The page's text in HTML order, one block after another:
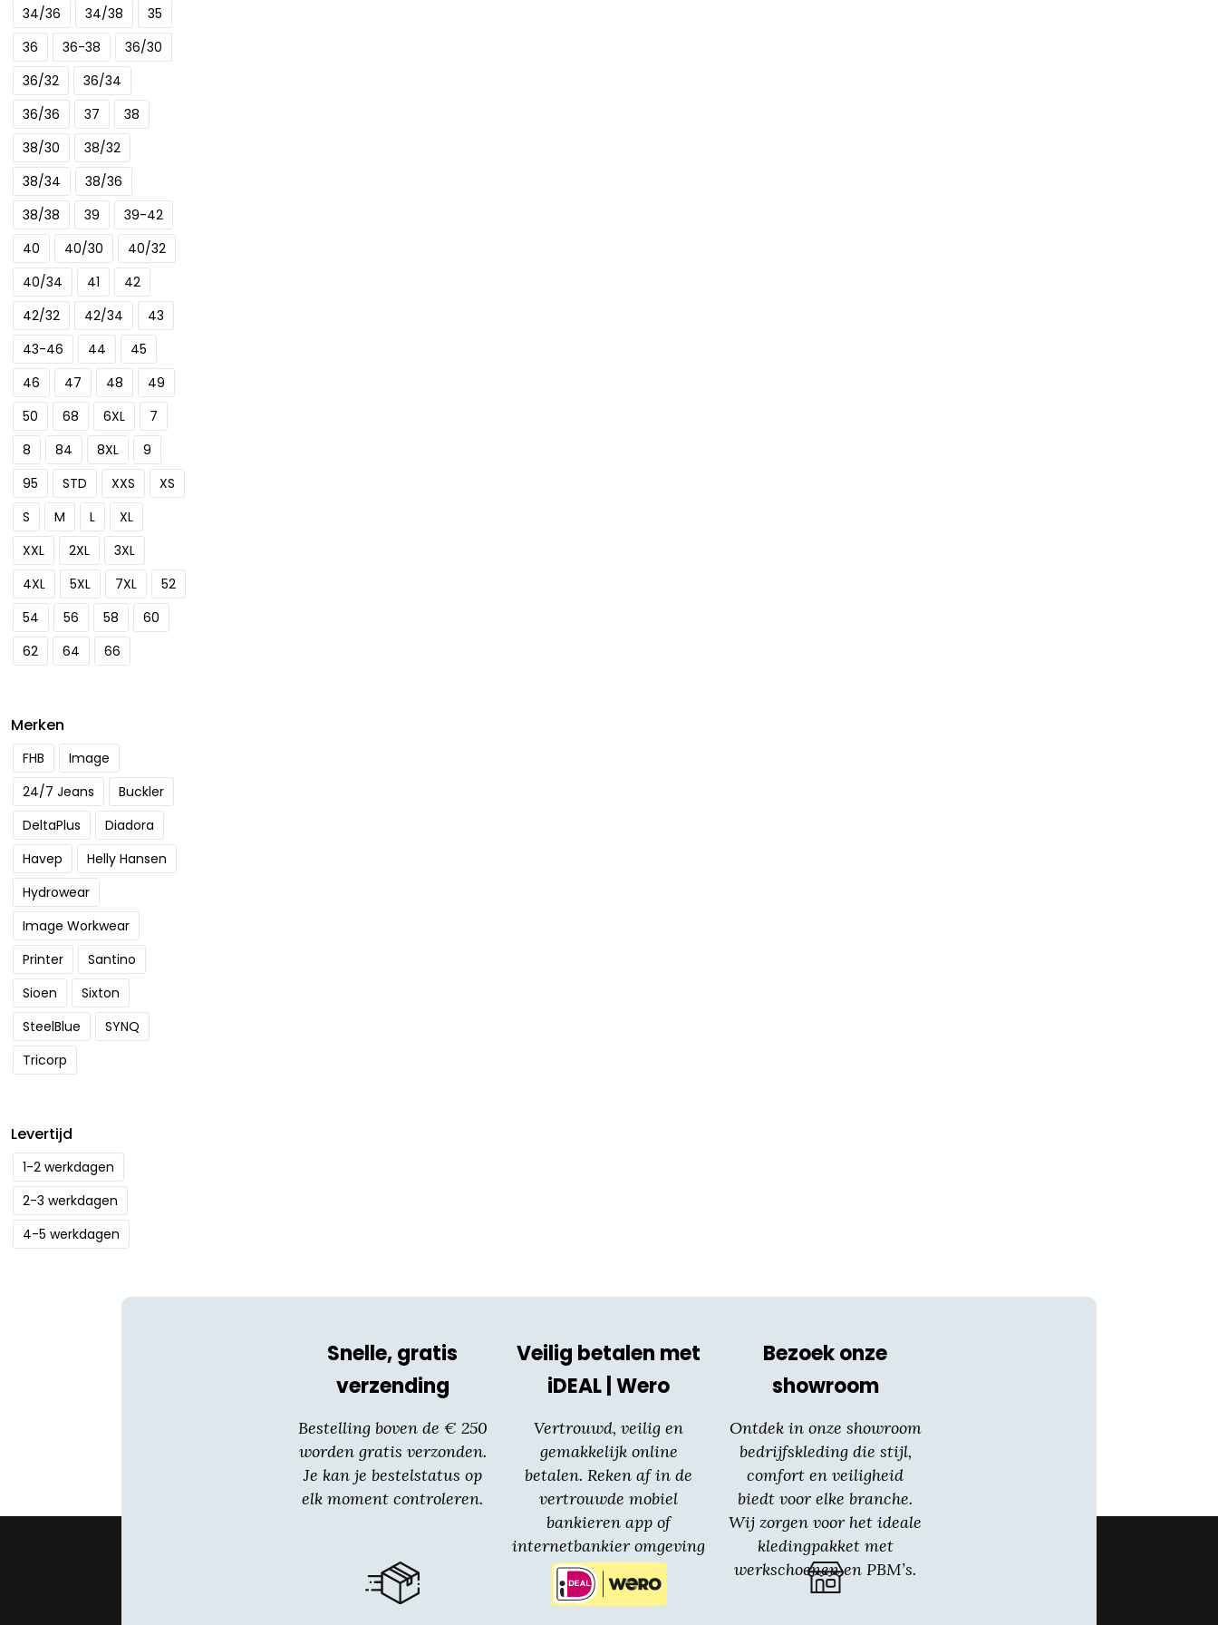
34/36
34/38
35
36
36-38
36/30
36/32
36/34
36/36
37
38
38/30
38/32
38/34
38/36
38/38
39
39-42
40
40/30
40/32
40/34
41
42
42/32
42/34
43
43-46
44
45
46
47 48
49
50
68 6XL
7
8
84 8XL
9
95
STD XXS
XS
S
M L
XL
XXL
2XL
3XL
4XL
5XL 7XL
52
54
56 58
60
62
64 66
Merken
FHB
Image
24/7 Jeans
Buckler
DeltaPlus
Diadora
Havep
Helly Hansen
Hydrowear
Image Workwear
Printer
Santino
Sioen
Sixton
SteelBlue
SYNQ
Tricorp
Levertijd
1-2 werkdagen
2-3 werkdagen
4-5 werkdagen
Snelle, gratis
verzending
Bestelling boven de € 250
worden gratis verzonden.
Je kan je bestelstatus op
elk moment controleren.
Veilig betalen met
iDEAL | Wero
Vertrouwd, veilig en
gemakkelijk online
betalen. Reken af in de
vertrouwde mobiel
bankieren app of
internetbankier omgeving
van jouw bank.
Bezoek onze
showroom
Ontdek in onze showroom
bedrijfskleding die stijl,
comfort en veiligheid
biedt voor elke branche.
Wij zorgen voor het ideale
kledingpakket met
werkschoenen en PBM’s.